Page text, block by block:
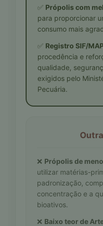
✅ Própolis com
para proporcionar
consumo mais
✅ Registro SIF/
procedência e
qualidade,
exigidos pelo
Pecuária.
❌ Própolis de
utilizar matérias-
padronização,
concentração e a
bioativos.
❌ Baixo teor de